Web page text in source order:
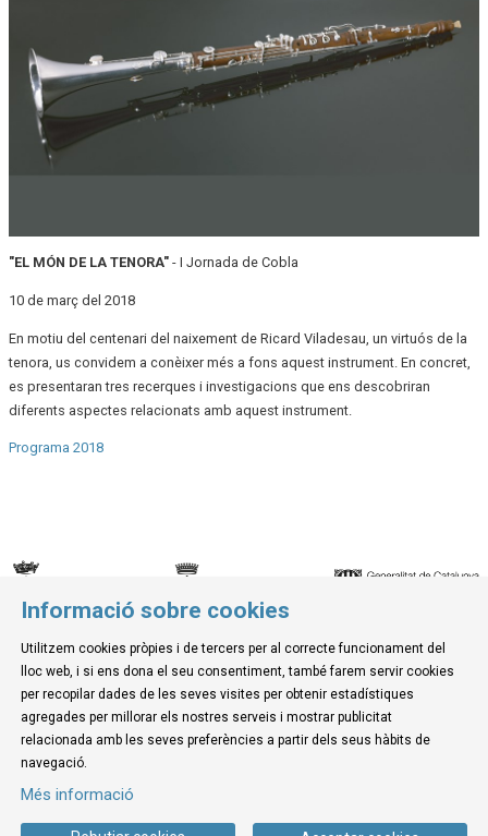
"EL MÓN DE LA TENORA" - I Jornada de Cobla
10 de març del 2018
En motiu del centenari del naixement de Ricard Viladesau, un virtuós de la
tenora, us convidem a conèixer més a fons aquest instrument. En concret,
es presentaran tres recerques i investigacions que ens descobriran
diferents aspectes relacionats amb aquest instrument.
Programa 2018
© Museu de la Mediterrània
C. d'Ullà, 27-31 | 17257 Torroella de Montgrí
Tel. 972 755 180 a/e: info@museudelamediterrania.cat
Sitemap |
Informació sobre cookies
Utilitzem cookies pròpies i de tercers per al correcte funcionament del
lloc web, i si ens dona el seu consentiment, també farem servir cookies
per recopilar dades de les seves visites per obtenir estadístiques
agregades per millorar els nostres serveis i mostrar publicitat
relacionada amb les seves preferències a partir dels seus hàbits de
navegació.
Més informació